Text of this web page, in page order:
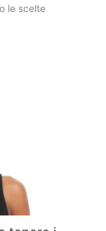
le scelte